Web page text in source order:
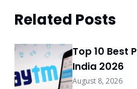
Related Posts
Top 10 Best
India 2026
August 8, 2026